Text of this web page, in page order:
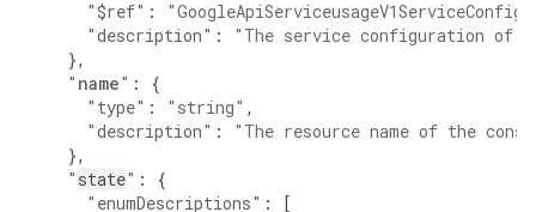
"$ref" : "GoogleApiServiceusageV1ServiceConfig"
"description" :
"The service configuration of
},
" name" :
{
"type" : "string" ,
"description" :
"The resource name of the
},
" state" :
{
"enumDescriptions" :
[